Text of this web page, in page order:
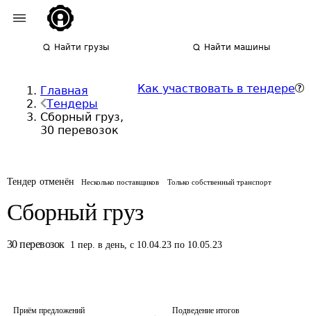
Найти грузы Найти машины
Главная
Тендеры
Сборный груз,
30 перевозок
Как участвовать в тендере
Тендер отменён Несколько поставщиков Только собственный транспорт
Сборный груз
30 перевозок 1 пер. в день, с 10.04.23 по 10.05.23
Приём предложений
Подведение итогов